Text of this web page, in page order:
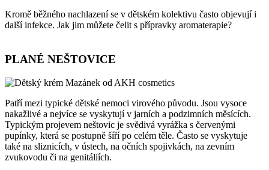
Kromě běžného nachlazení se v dětském kolektivu často objevují i
další infekce. Jak jim můžete čelit s přípravky aromaterapie?
PLANÉ NEŠTOVICE
Patří mezi typické dětské nemoci virového původu. Jsou vysoce
nakažlivé a nejvíce se vyskytují v jarních a podzimních měsících.
Typickým projevem neštovic je svědivá vyrážka s červenými
pupínky, která se postupně šíří po celém těle. Často se vyskytuje
také na sliznicích, v ústech, na očních spojivkách, na zevním
zvukovodu či na genitáliích.